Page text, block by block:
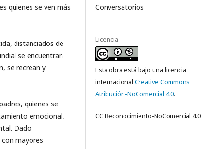
quienes se ven más
distanciados de
se encuentran
se recrean y
quienes se
emocional,
Dado
mayores
Conversatorios
Licencia
Esta obra está bajo una licencia
internacional Creative Commons
Atribución-NoComercial 4.0.
CC Reconocimiento-NoComercial 4.0